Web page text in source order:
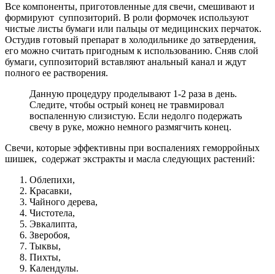
Все компоненты, приготовленные для свечи, смешивают и
формируют суппозиторий. В роли формочек используют
чистые листы бумаги или пальцы от медицинских перчаток.
Остудив готовый препарат в холодильнике до затвердения,
его можно считать пригодным к использованию. Сняв слой
бумаги, суппозиторий вставляют анальный канал и ждут
полного ее растворения.
Данную процедуру проделывают 1-2 раза в день.
Следите, чтобы острый конец не травмировал
воспаленную слизистую. Если недолго подержать
свечу в руке, можно немного размягчить конец.
Свечи, которые эффективны при воспалениях геморройных
шишек, содержат экстракты и масла следующих растений:
Облепихи,
Красавки,
Чайного дерева,
Чистотела,
Эвкалипта,
Зверобоя,
Тыквы,
Пихты,
Календулы.